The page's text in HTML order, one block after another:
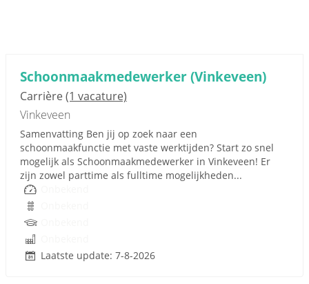
Schoonmaakmedewerker (Vinkeveen)
Carrière(1 vacature)
Vinkeveen
Samenvatting Ben jij op zoek naar een
schoonmaakfunctie met vaste werktijden? Start zo snel
mogelijk als Schoonmaakmedewerker in Vinkeveen! Er
zijn zowel parttime als fulltime mogelijkheden...
Laatste update: 7-8-2026